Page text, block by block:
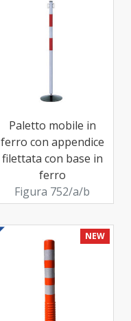
Paletto mobile in
ferro con appendice
filettata con base in
ferro
Figura 752/a/b
NEW